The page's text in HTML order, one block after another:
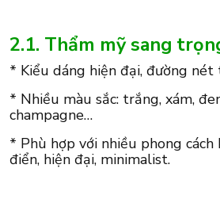
2.1. Thẩm mỹ sang
* Kiểu dáng hiện đại, đường nét
* Nhiều màu sắc: trắng, xám,
champagne…
* Phù hợp với nhiều phong
điển, hiện đại, minimalist.